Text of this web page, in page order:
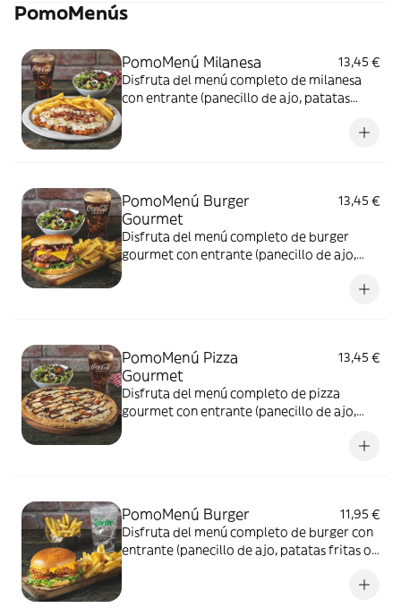
PomoMenús
PomoMenú Milanesa
13,45 €
Disfruta del menú completo de milanesa
con entrante (panecillo de ajo, patatas
PomoMenú Burger
Gourmet
13,45 €
Disfruta del menú completo de burger
gourmet con entrante (panecillo de ajo,
PomoMenú Pizza
Gourmet
13,45 €
Disfruta del menú completo de pizza
gourmet con entrante (panecillo de ajo,
PomoMenú Burger
11,95 €
Disfruta del menú completo de burger con
entrante (panecillo de ajo, patatas fritas o
pollo + bebida; refresco, cerveza o agua.